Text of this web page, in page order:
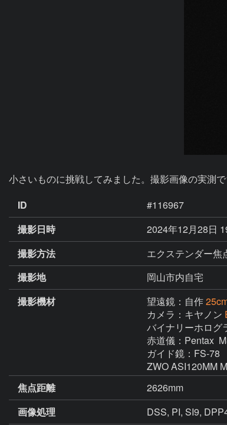
小さいものに挑戦してみました。撮影画像の実測
ID
#116967
撮影日時
2024年12月28日
撮影方法
エクステンダー
撮影地
岡山市内自宅
撮影機材
望遠鏡：自作
カメラ：キヤノン
バイナリーホログ
赤道儀：Pentax
ガイド鏡：FS-78
ZWO ASI120MM
焦点距離
2626mm
画像処理
DSS, PI, SI9,